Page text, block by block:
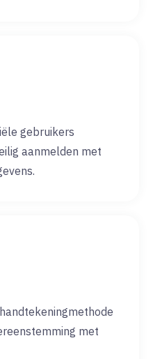
gebruikers
aanmelden met
met